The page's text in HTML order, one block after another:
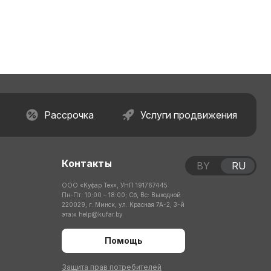
Рассрочка Услуги продвижения
Контакты
ООО «Куфар Тех», УНП 191767445
Пн-Пт: 10:00 – 18:00; Сб, Вс: Выходной
220029, г. Минск, ул. Красная 7А-2, 3-й
этаж help@kufar.by
Помощь
Защита прав потребителей
BY RU